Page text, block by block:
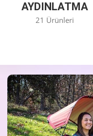
AYDINLATMA
21 Ürünleri